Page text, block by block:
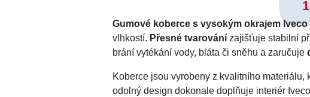
Gumové koberce s vysokým okrajem Iveco
vlhkostí. Přesné tvarování zajišťuje stabilní
brání vytékání vody, bláta či sněhu a zaručuje
Koberce jsou vyrobeny z kvalitního materiálu,
odolný design dokonale doplňuje interiér